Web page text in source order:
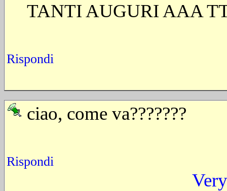
TANTI AUGURI AAA
Rispondi
ciao, come va???????
Rispondi